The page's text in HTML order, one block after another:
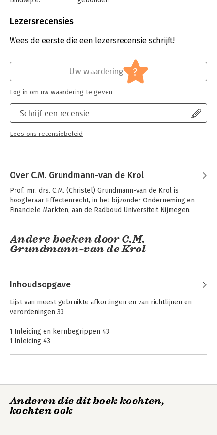
nationale en Europese oorsprong van de desbetreffende
Uitgever:
Verschijningsdatum:
5-5-2022
Toezicht (Wet op het Financieel Toezicht)
Serie:
Boom Masterreeks
Lezersrecensies
Wees de eerste die een lezersrecensie schrijft!
Schrijf een recensie
Lees ons recensiebeleid
Uw waardering ?
Log in om uw waardering te geven
Over C.M. Grundmann-van de Krol
Prof. mr. drs. C.M. (Christel) Grundmann-van de Krol is
hoogleraar Effectenrecht, in het bijzonder Onderneming en
Financiële Markten, aan de Radboud Universiteit Nijmegen.
Andere boeken door C.M.
Grundmann-van de Krol
Deel IV
Inhoudsopgave
Lijst van meest gebruikte afkortingen en van richtlijnen en
verordeningen 33
1 Inleiding en kernbegrippen 43
1 Inleiding 43
102 Inhoud van dit boek en dit hoofdstuk 46
103. Inhoud van dit boek 46
Anderen die dit boek kochten,
kochten ook